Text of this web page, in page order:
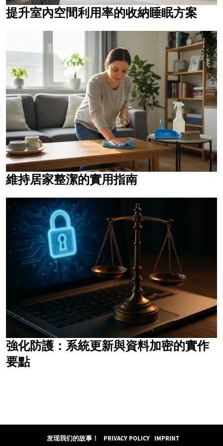
提升室內空間利用率的收納睡眠方案
維持居家整潔的實用指南
強化防護：系統更新與資料加密的實作
要點
发现我们的故事！ PRIVACY POLICY IMPRINT